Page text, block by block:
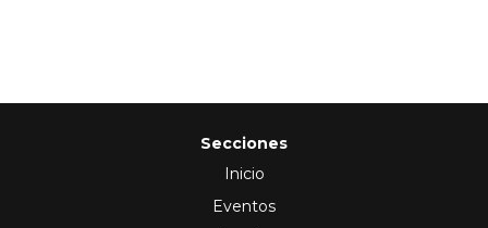
Secciones
Inicio
Eventos